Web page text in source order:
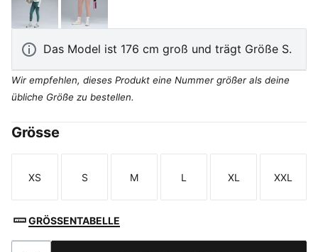
Herb GardenSandstone
Das Model ist 176 cm groß und trägt Größe S.
Wir empfehlen, dieses Produkt eine Nummer größer als deine
übliche Größe zu bestellen.
Grösse
Größe
XS
Größe
S
Größe
M
Größe
L
Größe
XL
Größe
XXL
GRÖSSENTABELLE